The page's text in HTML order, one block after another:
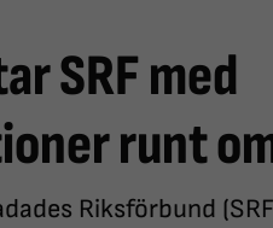
SRF med
runt
Riksförbund